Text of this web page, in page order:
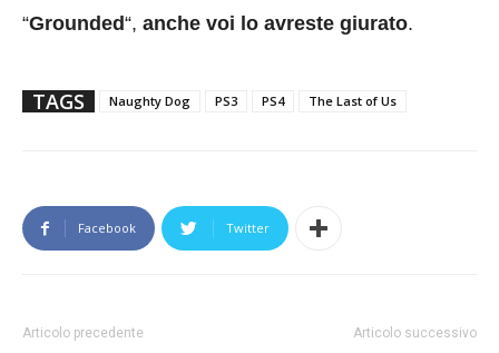
“Grounded“, anche voi lo avreste giurato.
TAGS Naughty Dog PS3 PS4 The Last of Us
Facebook Twitter
Articolo precedente Articolo successivo